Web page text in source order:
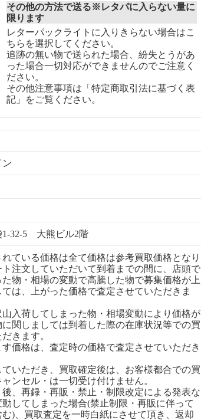
その他の方法で送る※レタパに入らない量に
限ります
レターパックライトに入りきらない場合はこ
ちらを選択してください。
追跡の無い物で送られた場合、紛失とうがあ
った場合一切対応ができませんのでご注意く
ださい。
その他注意事項は「特定商取引法に基づく表
記」をご覧ください。
ン
1-32-5 大熊ビル2階
れている価格は全て価格は参考買取価格となり
ト注文していただいて到着までの間に、店頭で
物・相場の変動で高騰した物で募集価格が上
は、上がった価格で査定させていただきま
山入荷してしまった物・相場変動により価格が
関しましては到着した際の在庫状況等での買
きます。
す価格は、査定時の価格で査定させていただき
ていただき、買取確定後は、お客様都合での買
ンセル・は一切受け付けません。
後、再録・再販・禁止・制限改定による発表な
してしまった場合(禁止制限・再販に伴って
)、買取査定を一時白紙にさせて頂き、返却